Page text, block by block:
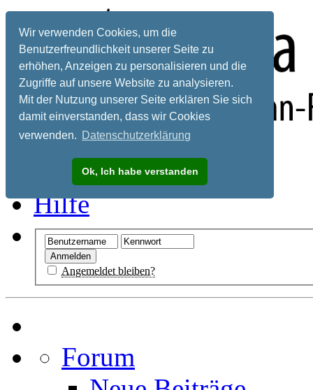
Wir verwenden Cookies, um die
Benutzerfreundlichkeit unserer Seite zu
erhöhen, Anzeigen zu personalisieren und die
Zugriffe auf unsere Website zu analysieren.
Mit der Nutzung unserer Seite erklären Sie sich
damit einverstanden, dass wir Cookies
verwenden. Datenschutzerklärung
Ok, Ich habe verstanden
Registrieren
Hilfe
Angemeldet bleiben?
Forum